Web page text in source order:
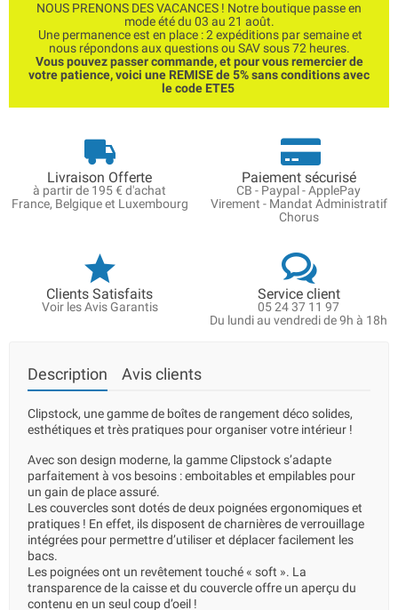
NOUS PRENONS DES VACANCES ! Notre boutique passe en
mode été du 03 au 21 août.
Une permanence est en place : 2 expéditions par semaine et
nous répondons aux questions ou SAV sous 72 heures.
Vous pouvez passer commande, et pour vous remercier de
votre patience, voici une REMISE de 5% sans conditions avec
le code ETE5
Livraison Offerte
à partir de 195 € d'achat
France, Belgique et Luxembourg
Paiement sécurisé
CB - Paypal - ApplePay
Virement - Mandat Administratif
Chorus
Clients Satisfaits
Voir les Avis Garantis
Service client
05 24 37 11 97
Du lundi au vendredi de 9h à 18h
Description Avis clients
Clipstock, une gamme de boîtes de rangement déco solides,
esthétiques et très pratiques pour organiser votre intérieur !
Avec son design moderne, la gamme Clipstock s’adapte
parfaitement à vos besoins : emboitables et empilables pour
un gain de place assuré.
Les couvercles sont dotés de deux poignées ergonomiques et
pratiques ! En effet, ils disposent de charnières de verrouillage
intégrées pour permettre d’utiliser et déplacer facilement les
bacs.
Les poignées ont un revêtement touché « soft ». La
transparence de la caisse et du couvercle offre un aperçu du
contenu en un seul coup d’oeil !